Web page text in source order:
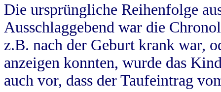
Die ursprüngliche Reihenfolge
Ausschlaggebend war die
z.B. nach der Geburt krank war,
anzeigen konnten, wurde das
auch vor, dass der Taufeintrag